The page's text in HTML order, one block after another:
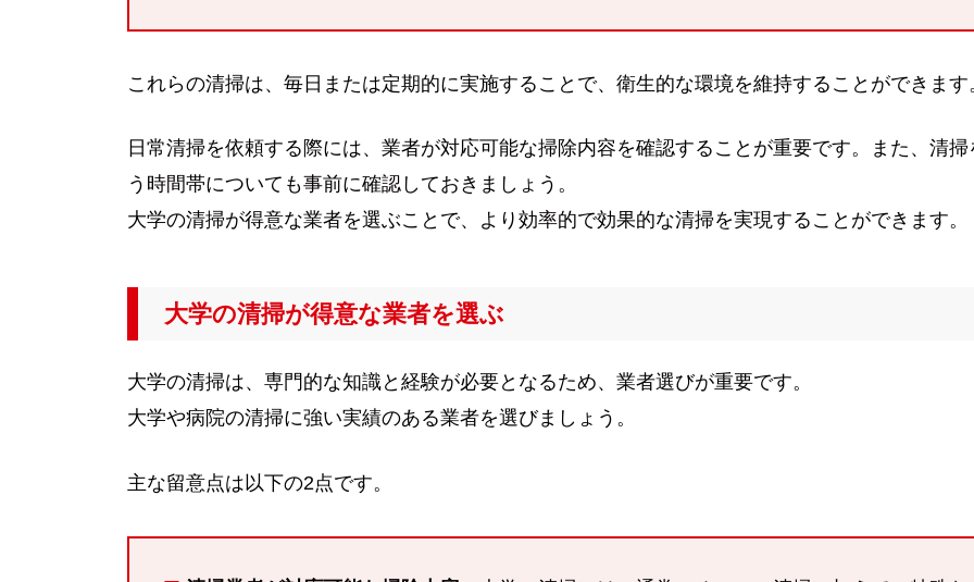
これらの清掃は、毎日または定期的に実施することで、衛生的な環境を維持することができます
日常清掃を依頼する際には、業者が対応可能な掃除内容を確認することが重要です。また、清掃
う時間帯についても事前に確認しておきましょう。
大学の清掃が得意な業者を選ぶことで、より効率的で効果的な清掃を実現することができます。
大学の清掃が得意な業者を選ぶ
大学の清掃は、専門的な知識と経験が必要となるため、業者選びが重要です。
大学や病院の清掃に強い実績のある業者を選びましょう。
主な留意点は以下の2点です。